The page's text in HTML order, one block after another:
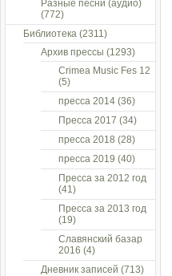
Разные песни (аудио)
(772)
Библиотека (2311)
Архив прессы (1293)
Crimea Music Fes 12
(5)
пресса 2014 (36)
Пресса 2017 (34)
пресса 2018 (28)
пресса 2019 (40)
Пресса за 2012 год
(41)
Пресса за 2013 год
(19)
Славянский базар
2016 (4)
Дневник записей (713)